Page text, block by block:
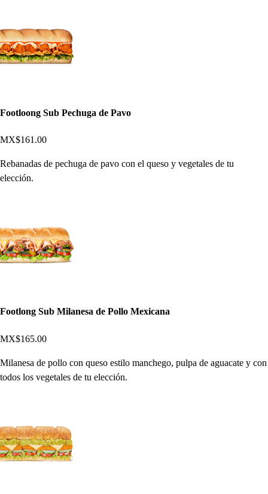
Footloong Sub Pechuga de Pavo
MX$161.00
Rebanadas de pechuga de pavo con el queso y vegetales de tu
elección.
Footlong Sub Milanesa de Pollo Mexicana
MX$165.00
Milanesa de pollo con queso estilo manchego, pulpa de aguacate y con
todos los vegetales de tu elección.